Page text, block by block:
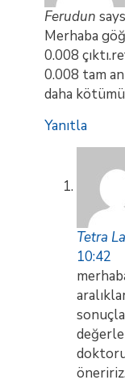
Ferudun
Merhaba
0.008
0.008 tam
daha
Yanıtla
Tetra
10:42